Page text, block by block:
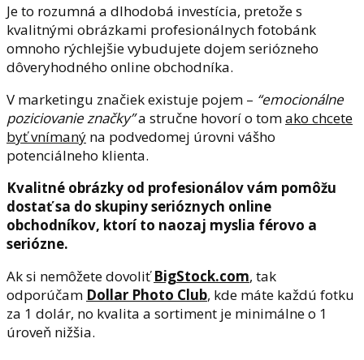
Je to rozumná a dlhodobá investícia, pretože s
kvalitnými obrázkami profesionálnych fotobánk
omnoho rýchlejšie vybudujete dojem seriózneho
dôveryhodného online obchodníka.
V marketingu značiek existuje pojem – “emocionálne
poziciovanie značky”a stručne hovorí o tomako chcete
byť vnímaný na podvedomej úrovni vášho
potenciálneho klienta.
Kvalitné obrázky od profesionálov vám pomôžu
dostať sa do skupiny serióznych online
obchodníkov, ktorí to naozaj myslia férovo a
seriózne.
Ak si nemôžete dovoliťBigStock.com, tak
odporúčam Dollar Photo Club, kde máte každú fotku
za 1 dolár, no kvalita a sortiment je minimálne o 1
úroveň nižšia.